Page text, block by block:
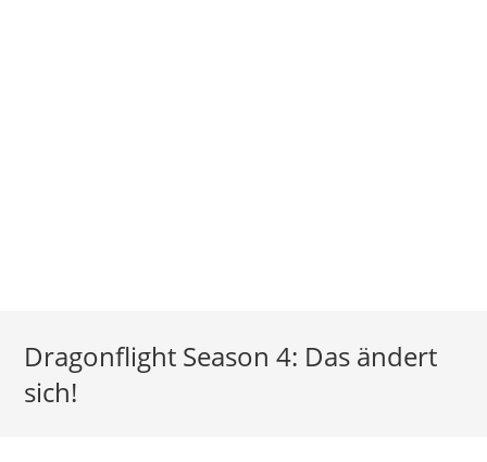
Dragonflight Season 4: Das ändert
sich!